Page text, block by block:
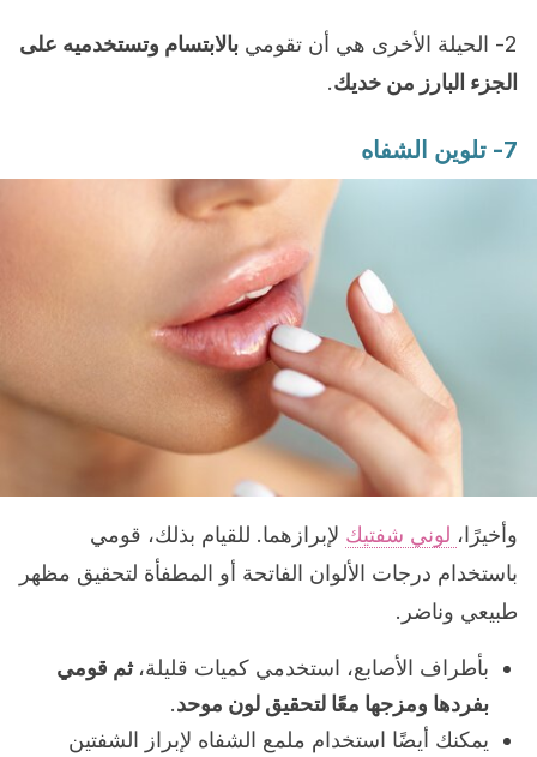
2- الحيلة الأخرى هي أن تقومي
بالابتسام وتستخدميه على
الجزء البارز من خديك.
7- تلوين الشفاه
وأخيرًا، لوني شفتيك لإبرازهما. للقيام بذلك، قومي
باستخدام درجات الألوان الفاتحة أو المطفأة لتحقيق مظهر
طبيعي وناضر.
بأطراف الأصابع، استخدمي كميات قليلة، ثم قومي
بفردها ومزجها معًا لتحقيق لون موحد.
يمكنك أيضًا استخدام ملمع الشفاه لإبراز الشفتين